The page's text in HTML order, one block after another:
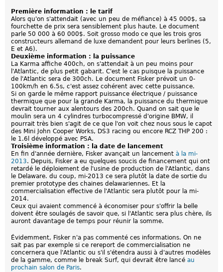
Première information : le tarif
Alors qu'on s'attendait (avec un peu de méfiance) à 45 000$, sa
fourchette de prix sera sensiblement plus haute. Le document
parle 50 000 à 60 000$. Soit grosso modo ce que les trois gros
constructeurs allemand de luxe demandent pour leurs berlines (5,
E et A6).
Deuxième information : la puissance
La Karma affiche 400ch, on s'attendait à un peu moins pour
l'Atlantic, de plus petit gabarit. C'est le cas puisque la puissance
de l'Atlantic sera de 300ch. Le document Fisker prévoit un 0-
100km/h en 6.5s, c'est assez cohérent avec cette puissance.
Si on garde le même rapport puissance électrique / puissance
thermique que pour la grande Karma, la puissance du thermique
devrait tourner aux alentours des 200ch. Quand on sait que le
moulin sera un 4 cylindres turbocompressé d'origine BMW, il
pourrait très bien s'agit de ce que l'on voit chez nous sous le capot
des Mini John Cooper Works, DS3 racing ou encore RCZ THP 200 :
le 1.6l développé avec PSA.
Troisième information : la date de lancement
En fin d'année dernière, Fisker avançait un lancement à la mi-
2013. Depuis, Fisker a eu quelques soucis de financement qui ont
retardé le déploiement de l'usine de production de l'Atlantic, dans
le Delaware. du coup, mi-2013 ce sera plutôt la date de sortie du
premier prototype des chaines delawariennes. Et la
commercialisation effective de l'Atlantic sera plutôt pour la mi-
2014.
Ceux qui avaient commencé à économiser pour s'offrir la belle
doivent être soulagés de savoir que, si l'Atlantic sera plus chère, ils
auront davantage de temps pour réunir la somme.
Évidemment, Fisker n'a pas commenté ces informations. On ne
sait pas par exemple si ce rereport de commercialisation ne
concernera que l'Atlantic ou s'il s'étendra aussi à d'autres modèles
de la gamme, comme le break Surf, qui devrait être lancé au
prochain salon de Paris.